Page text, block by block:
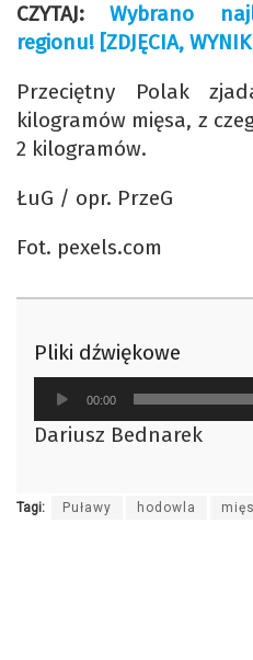
CZYTAJ:Wybrano
regionu! [ZDJĘCIA,
Przeciętny Polak
kilogramów mięsa, z
2 kilogramów.
ŁuG / opr. PrzeG
Fot. pexels.com
Pliki dźwiękowe
Odtwarzacz
plików
dźwiękowych
00:00
Dariusz Bednarek
Tagi: Puławy hodowla